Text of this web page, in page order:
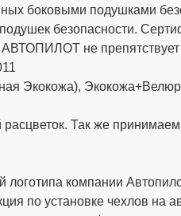
боковыми подушками
безопасности.
не
Экокожа),
Так же
компании
по установке чехлов на